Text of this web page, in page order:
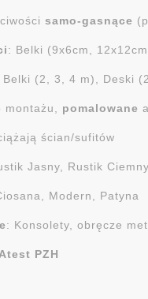
samo-gasnące
: Belki (9x6cm,
Belki (2, 3, 4 m), Deski
montażu, pomalowane
ścian/sufitów
Jasny, Rustik
Modern, Patyna
: Konsolety, obręcze
PZH